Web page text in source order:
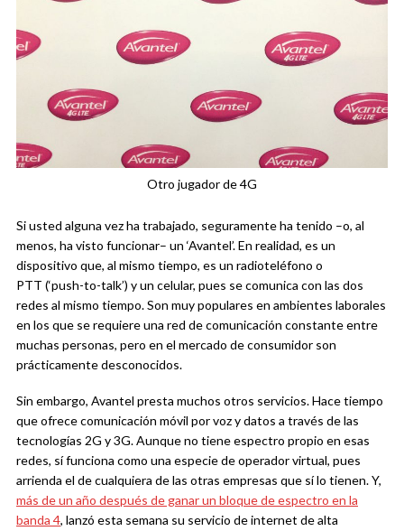
Otro jugador de 4G
Si usted alguna vez ha trabajado, seguramente ha tenido –o, al
menos, ha visto funcionar– un ‘Avantel’. En realidad, es un
dispositivo que, al mismo tiempo, es un radioteléfono o
PTT (‘push-to-talk’) y un celular, pues se comunica con las dos
redes al mismo tiempo. Son muy populares en ambientes laborales
en los que se requiere una red de comunicación constante entre
muchas personas, pero en el mercado de consumidor son
prácticamente desconocidos.
Sin embargo, Avantel presta muchos otros servicios. Hace tiempo
que ofrece comunicación móvil por voz y datos a través de las
tecnologías 2G y 3G. Aunque no tiene espectro propio en esas
redes, sí funciona como una especie de operador virtual, pues
arrienda el de cualquiera de las otras empresas que sí lo tienen. Y,
más de un año después de ganar un bloque de espectro en la
banda 4, lanzó esta semana su servicio de internet de alta